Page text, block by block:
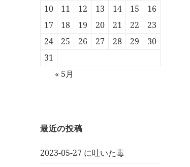
10
11 12 13 14 15
16
17
18 19 20 21 22
23
24
25 26 27 28 29
30
31
« 5月
最近の投稿
2023-05-27 に吐いた毒